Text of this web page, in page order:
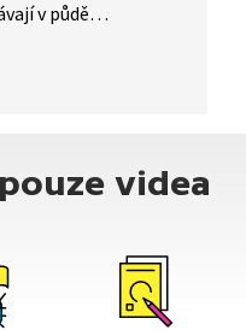
v půdě
zemědělsky
od spotřebitelů,
otevřeli
videa